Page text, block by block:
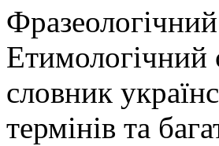
Етимологічний
словник
термінів та